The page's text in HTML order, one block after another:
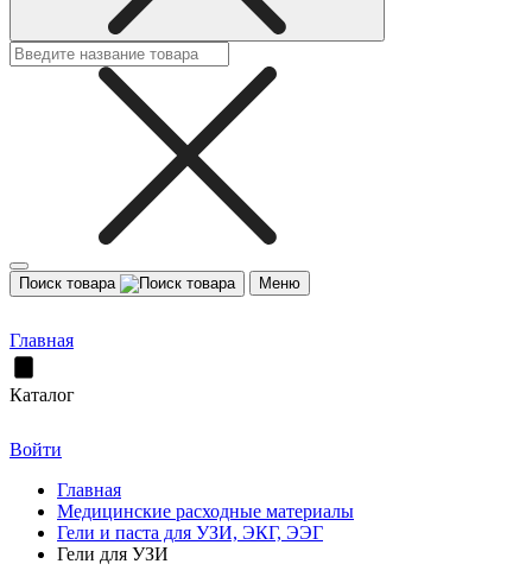
Поиск товара Меню
Главная
Каталог
Войти
Главная
Медицинские расходные материалы
Гели и паста для УЗИ, ЭКГ, ЭЭГ
Гели для УЗИ